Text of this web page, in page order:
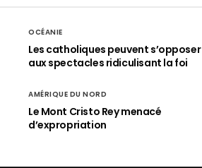
OCÉANIE
Les catholiques peuvent s’opposer
aux spectacles ridiculisant la foi
AMÉRIQUE DU NORD
Le Mont Cristo Rey menacé
d’expropriation